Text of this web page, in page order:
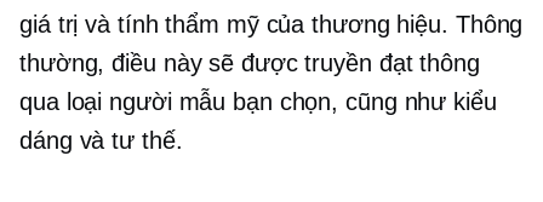
giá trị và tính thẩm mỹ của thương hiệu. Thông
thường, điều này sẽ được truyền đạt thông
qua loại người mẫu bạn chọn, cũng như kiểu
dáng và tư thế.